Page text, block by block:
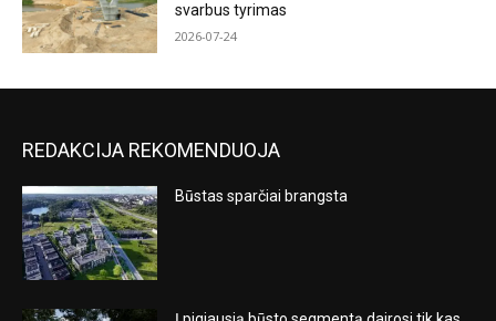
svarbus tyrimas
2026-07-24
REDAKCIJA REKOMENDUOJA
Būstas sparčiai brangsta